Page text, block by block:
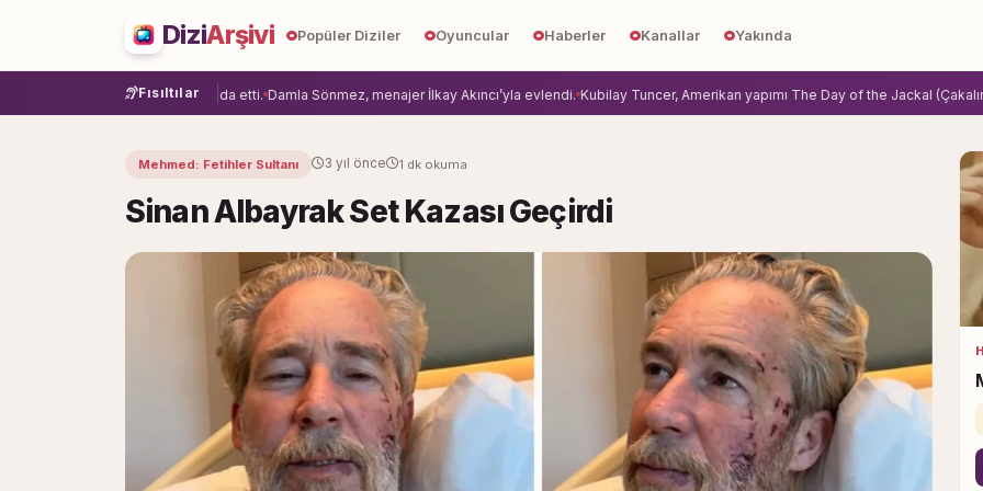
DiziArşivi Popüler Diziler Oyuncular Haberler Kanallar Yakında
Fısıltılar
Hazal Çağlar projeye veda etti. Damla Sönmez, menajer İlkay Akıncı’yla evlendi. Kubilay Tuncer, Amerikan yapımı The Day of the Jackal (Çakalın
Mehmed: Fetihler Sultanı 3 yıl önce 1 dk okuma
Sinan Albayrak Set Kazası Geçirdi